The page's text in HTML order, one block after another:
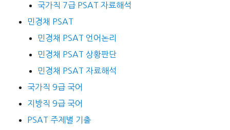
국가직 7급 PSAT 자료해석
민경채 PSAT
민경채 PSAT 언어논리
민경채 PSAT 상황판단
민경채 PSAT 자료해석
국가직 9급 국어
지방직 9급 국어
PSAT 주제별 기출